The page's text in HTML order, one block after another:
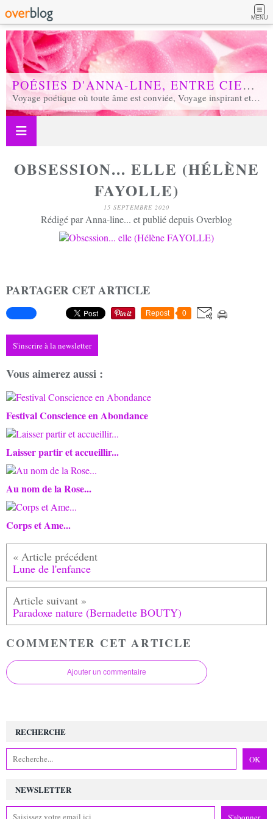
MENU
POÉSIES D'ANNA-LINE, ENTRE CIEL ET TERRE...
Voyage poétique où toute âme est conviée, Voyage inspirant et inspiré, Voyage en soi et d'unité, Voyage au coeur de notre réalité...
OBSESSION... ELLE (HÉLÈNE
FAYOLLE)
15 SEPTEMBRE 2020
Rédigé par Anna-line... et publié depuis Overblog
PARTAGER CET ARTICLE
Repost 0
S'inscrire à la newsletter
Vous aimerez aussi :
Festival Conscience en Abondance
Laisser partir et accueillir...
Au nom de la Rose...
Corps et Ame...
Lune de l'enfance
Paradoxe nature (Bernadette BOUTY)
COMMENTER CET ARTICLE
Ajouter un commentaire
NEWSLETTER
RECHERCHE